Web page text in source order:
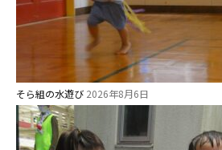
そら組の水遊び 2026年8月6日